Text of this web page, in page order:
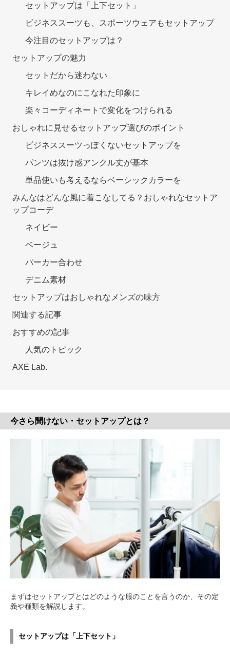
セットアップは「上下セット」
ビジネススーツも、スポーツウェアもセットアップ
今注目のセットアップは？
セットアップの魅力
セットだから迷わない
キレイめなのにこなれた印象に
楽々コーディネートで変化をつけられる
おしゃれに見せるセットアップ選びのポイント
ビジネススーツっぽくないセットアップを
パンツは抜け感アンクル丈が基本
単品使いも考えるならベーシックカラーを
みんなはどんな風に着こなしてる？おしゃれなセットア
ップコーデ
ネイビー
ベージュ
パーカー合わせ
デニム素材
セットアップはおしゃれなメンズの味方
関連する記事
おすすめの記事
人気のトピック
AXE Lab.
今さら聞けない・セットアップとは？
まずはセットアップとはどのような服のことを言うのか、その定
義や種類を解説します。
セットアップは「上下セット」